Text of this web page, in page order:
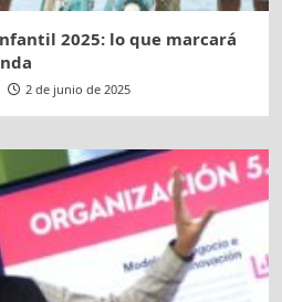
2025: lo que marcará
2 de junio de 2025